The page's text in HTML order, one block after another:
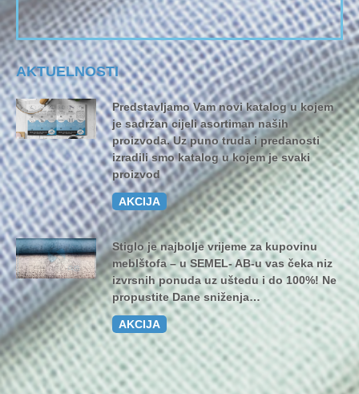
AKTUELNOSTI
Predstavljamo Vam novi katalog u kojem
je sadržan cijeli asortiman naših
proizvoda. Uz puno truda i predanosti
izradili smo katalog u kojem je svaki
proizvod
AKCIJA
Stiglo je najbolje vrijeme za kupovinu
meblštofa – u SEMEL- AB-u vas čeka niz
izvrsnih ponuda uz uštedu i do 100%! Ne
propustite Dane sniženja…
AKCIJA